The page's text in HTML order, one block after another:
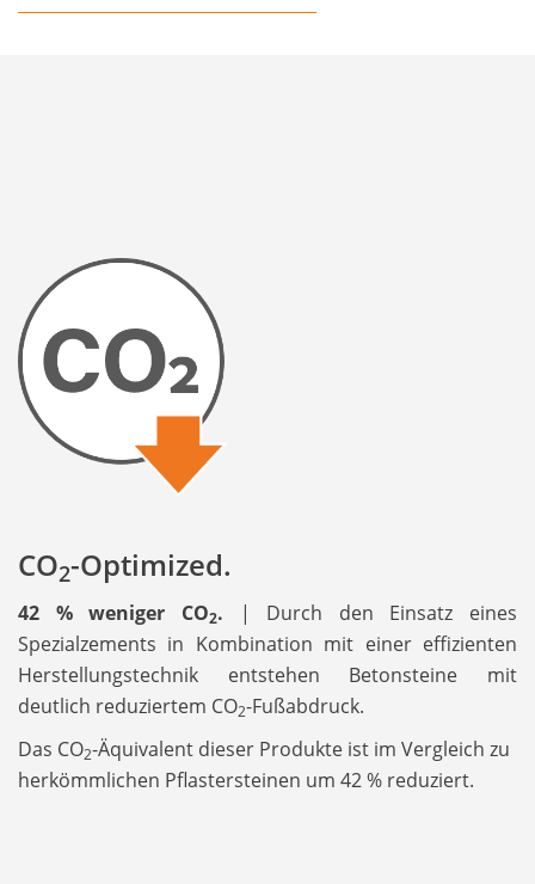
CO2-Optimized.
42 % weniger CO2. | Durch den Einsatz eines
Spezialzements in Kombination mit einer effizienten
Herstellungstechnik entstehen Betonsteine mit
deutlich reduziertem CO2-Fußabdruck.
Das CO2-Äquivalent dieser Produkte ist im Vergleich zu
herkömmlichen Pflastersteinen um 42 % reduziert.